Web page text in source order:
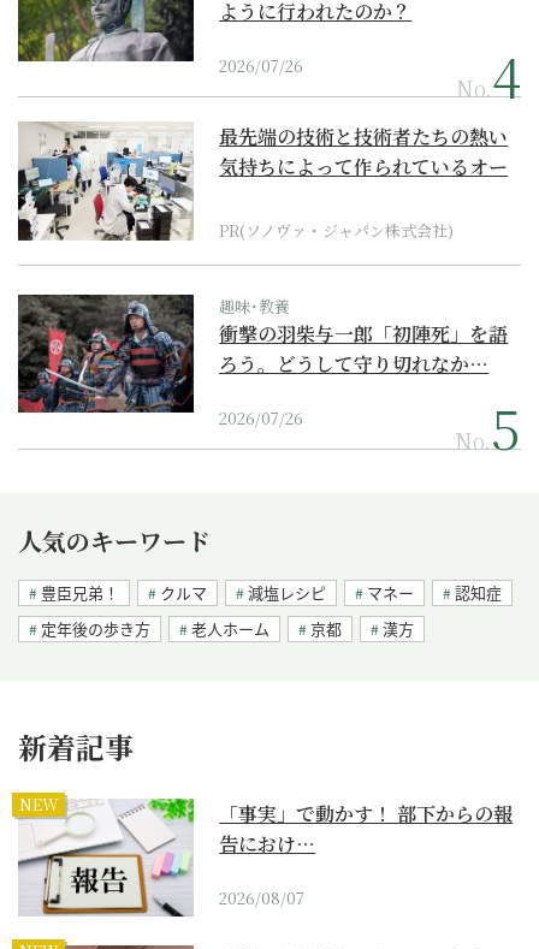
ように行われたのか？
2026/07/26
No.
最先端の技術と技術者たちの熱い
気持ちによって作られているオー
PR(ソノヴァ・ジャパン株式会社)
趣味･教養
衝撃の羽柴与一郎「初陣死」を語
ろう。どうして守り切れなか…
2026/07/26
No.
人気のキーワード
豊臣兄弟！ クルマ 減塩レシピ マネー
認知症
定年後の歩き方
老人ホーム 京都 漢方
新着記事
NEW
「事実」で動かす！ 部下からの報
告におけ…
2026/08/07